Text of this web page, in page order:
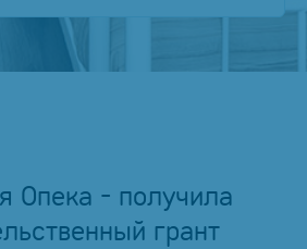
Опека - получила
грант